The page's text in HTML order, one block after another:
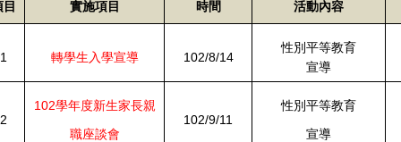
目 實施項目 時間 活動內容
1 轉學生入學宣導 102/8/14
性別平等教育
宣導
2
102學年度新生家長親
職座談會
102/9/11
性別平等教育
宣導